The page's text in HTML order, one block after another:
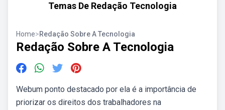
Temas De Redação Tecnologia
Home>Redação Sobre A Tecnologia
Redação Sobre A Tecnologia
Webum ponto destacado por ela é a importância de
priorizar os direitos dos trabalhadores na